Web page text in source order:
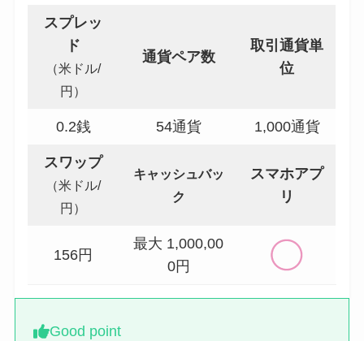
スプレッ
ド
（米ドル/
円）
通貨ペア数
取引通貨単
位
0.2銭 54通貨 1,000通貨
スワップ
（米ドル/
円）
キャッシュバッ
ク
スマホアプ
リ
156円
最大 1,000,00
0円
Good point